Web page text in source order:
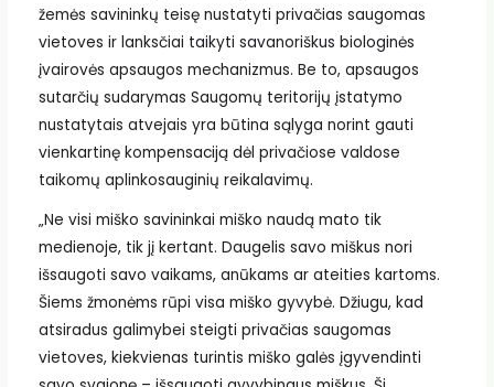
žemės savininkų teisę nustatyti privačias saugomas
vietoves ir lanksčiai taikyti savanoriškus biologinės
įvairovės apsaugos mechanizmus. Be to, apsaugos
sutarčių sudarymas Saugomų teritorijų įstatymo
nustatytais atvejais yra būtina sąlyga norint gauti
vienkartinę kompensaciją dėl privačiose valdose
taikomų aplinkosauginių reikalavimų.
„Ne visi miško savininkai miško naudą mato tik
medienoje, tik jį kertant. Daugelis savo miškus nori
išsaugoti savo vaikams, anūkams ar ateities kartoms.
Šiems žmonėms rūpi visa miško gyvybė. Džiugu, kad
atsiradus galimybei steigti privačias saugomas
vietoves, kiekvienas turintis miško galės įgyvendinti